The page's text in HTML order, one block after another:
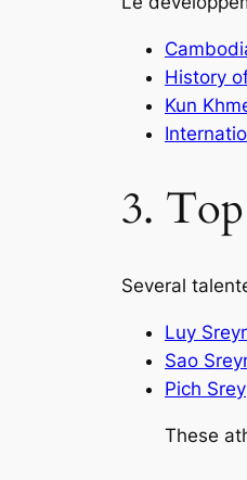
History
Kun
3.
Several
Luy
Sao
Pich
These